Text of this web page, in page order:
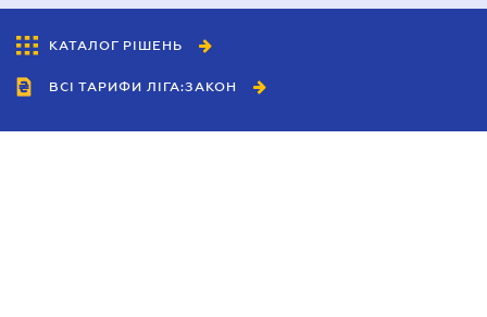
КАТАЛОГ РІШЕНЬ
ВСІ ТАРИФИ ЛІГА:ЗАКОН